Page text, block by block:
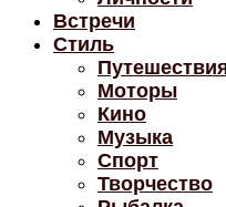
Встречи
Стиль
Моторы
Кино
Музыка
Спорт
Творчество